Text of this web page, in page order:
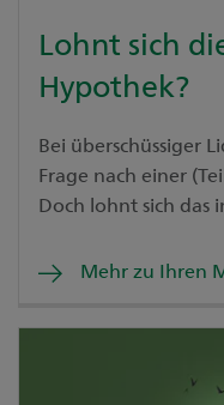
Lohnt sich
Hypothek?
Bei überschüssiger
Frage nach einer
Doch lohnt sich das
Mehr zu Ihren